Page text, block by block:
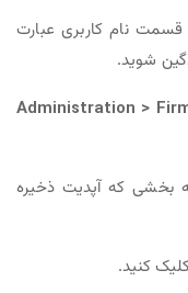
نام کاربری عبارت
شوید.
Administration >
بخشی که آپدیت ذخیره
کنید.